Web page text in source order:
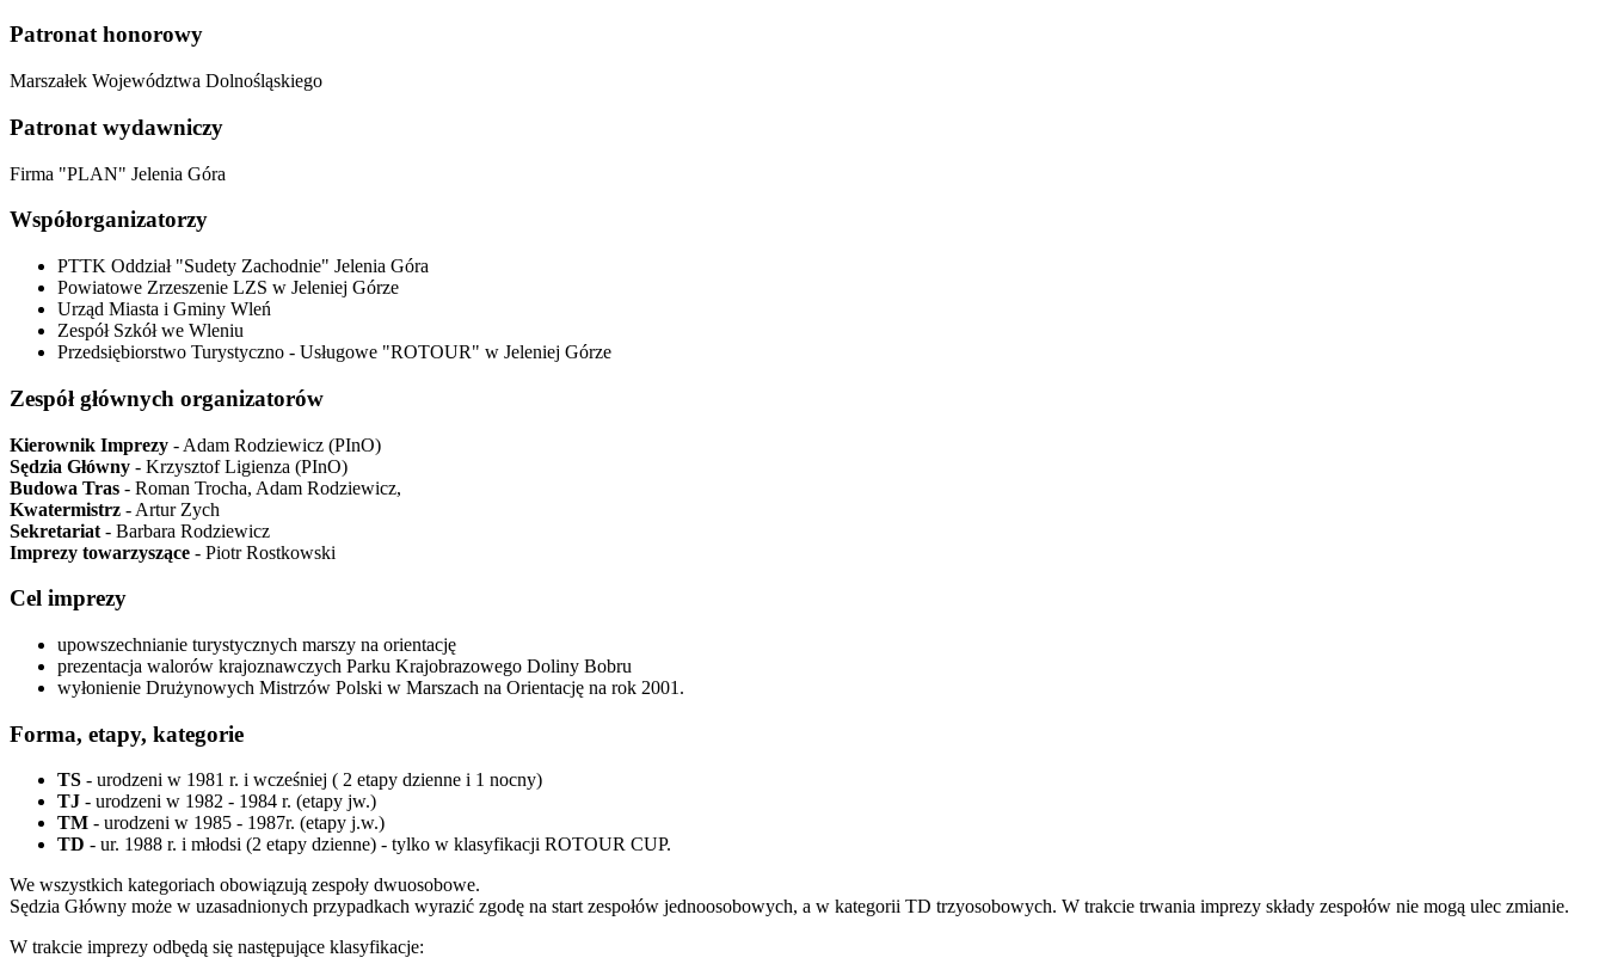
Patronat honorowy
Marszałek Województwa Dolnośląskiego
Patronat wydawniczy
Firma "PLAN" Jelenia Góra
Współorganizatorzy
PTTK Oddział "Sudety Zachodnie" Jelenia Góra
Powiatowe Zrzeszenie LZS w Jeleniej Górze
Urząd Miasta i Gminy Wleń
Zespół Szkół we Wleniu
Przedsiębiorstwo Turystyczno - Usługowe "ROTOUR" w Jeleniej Górze
Zespół głównych organizatorów
Kierownik Imprezy - Adam Rodziewicz (PInO)
Sędzia Główny - Krzysztof Ligienza (PInO)
Budowa Tras - Roman Trocha, Adam Rodziewicz,
Kwatermistrz - Artur Zych
Sekretariat - Barbara Rodziewicz
Imprezy towarzyszące - Piotr Rostkowski
Cel imprezy
upowszechnianie turystycznych marszy na orientację
prezentacja walorów krajoznawczych Parku Krajobrazowego Doliny Bobru
wyłonienie Drużynowych Mistrzów Polski w Marszach na Orientację na rok 2001.
Forma, etapy, kategorie
TS - urodzeni w 1981 r. i wcześniej ( 2 etapy dzienne i 1 nocny)
TJ - urodzeni w 1982 - 1984 r. (etapy jw.)
TM - urodzeni w 1985 - 1987r. (etapy j.w.)
TD - ur. 1988 r. i młodsi (2 etapy dzienne) - tylko w klasyfikacji ROTOUR CUP.
We wszystkich kategoriach obowiązują zespoły dwuosobowe.
Sędzia Główny może w uzasadnionych przypadkach wyrazić zgodę na start zespołów jednoosobowych, a w kategorii TD trzyosobowych. W trakcie trwania imprezy składy zespołów nie mogą ulec zmianie.
W trakcie imprezy odbędą się następujące klasyfikacje: